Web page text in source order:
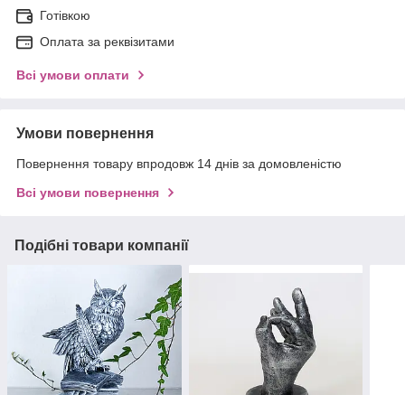
Готівкою
Оплата за реквізитами
Всі умови оплати
Умови повернення
Повернення товару впродовж 14 днів за домовленістю
Всі умови повернення
Подібні товари компанії